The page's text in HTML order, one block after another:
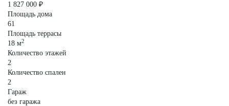
1 827 000 ₽
Площадь дома
61
Площадь террасы
18 м2
Количество этажей
2
Количество спален
2
Гараж
без гаража